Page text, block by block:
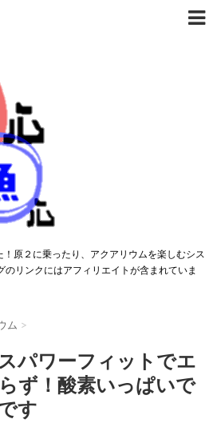
！原２に乗ったり、アクアリウムを楽しむシス
リンクにはアフィリエイトが含まれていま
ム >
パワーフィットでエ
ず！酸素いっぱいで
す